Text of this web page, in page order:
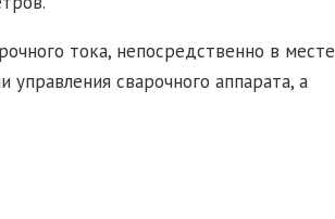
тока, непосредственно в месте
сварочного аппарата, а